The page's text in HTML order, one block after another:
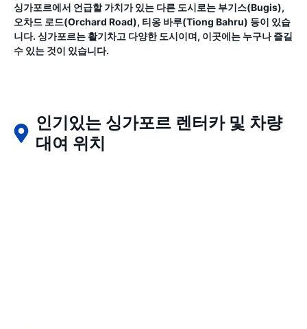
싱가포르에서 언급할 가치가 있는 다른 도시로는 부기스(Bugis),
오차드 로드(Orchard Road), 티옹 바루(Tiong Bahru) 등이 있습
니다. 싱가포르는 활기차고 다양한 도시이며, 이곳에는 누구나 즐길
수 있는 것이 있습니다.
인기있는 싱가포르 렌터카 및 차량
대여 위치